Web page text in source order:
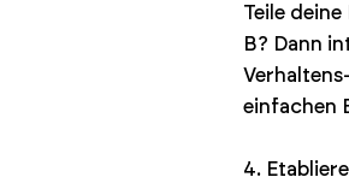
Teile
B? Dann
einfachen
4.